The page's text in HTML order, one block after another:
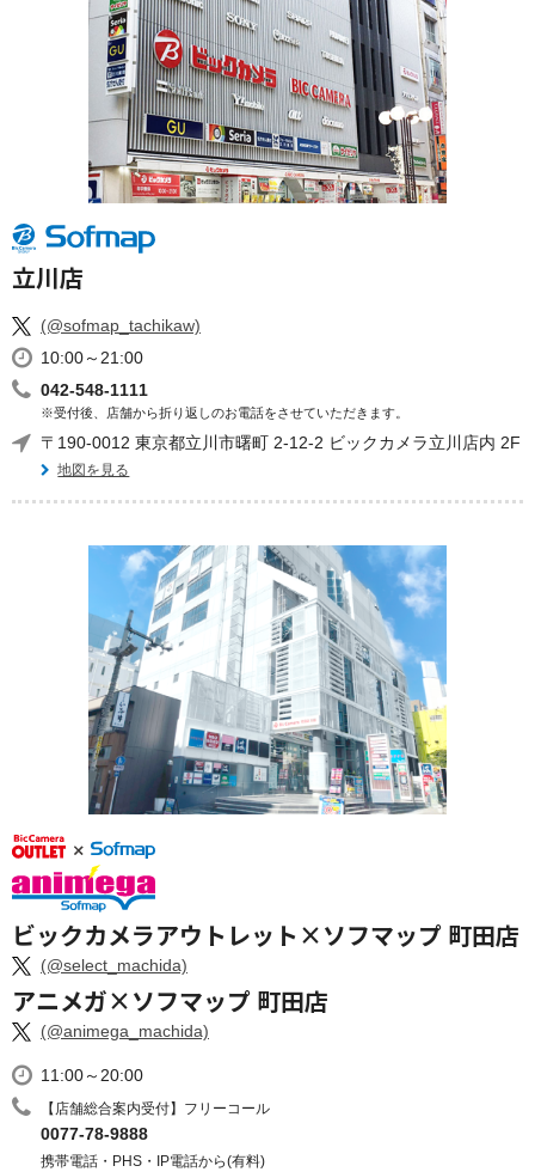
立川店
(@sofmap_tachikaw)
10:00～21:00
042-548-1111
※受付後、店舗から折り返しのお電話をさせていただきます。
〒190-0012 東京都立川市曙町 2-12-2 ビックカメラ立川店内 2F
地図を見る
ビックカメラアウトレット×ソフマップ 町田店
(@select_machida)
アニメガ×ソフマップ 町田店
(@animega_machida)
11:00～20:00
【店舗総合案内受付】フリーコール
0077-78-9888
携帯電話・PHS・IP電話から(有料)